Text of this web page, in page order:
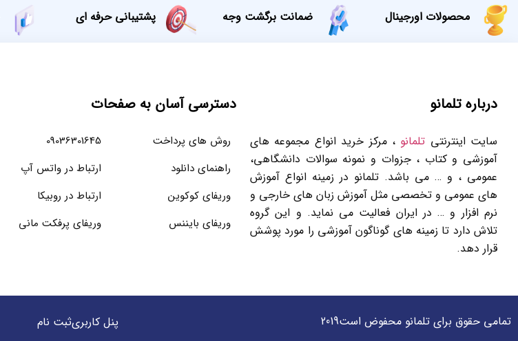
محصولات اورجینال ضمانت برگشت وجه پشتیبانی حرفه ای
درباره تلمانو
سایت اینترنتی تلمانو ، مرکز خرید انواع مجموعه های
آموزشی و کتاب ، جزوات و نمونه سوالات دانشگاهی،
عمومی ، و … می باشد. تلمانو در زمینه انواع آموزش
های عمومی و تخصصی مثل آموزش زبان های خارجی و
نرم افزار و … در ایران فعالیت می نماید. و این گروه
تلاش دارد تا زمینه های گوناگون آموزشی را مورد پوشش
قرار دهد.
دسترسی آسان به صفحات
روش های پرداخت
راهنمای دانلود
وریفای کوکوین
وریفای بایننس
09036301645
ارتباط در واتس آپ
ارتباط در روبیکا
وریفای پرفکت مانی
تمامی حقوق برای تلمانو محفوض است2019 پنل کاربریثبت نام